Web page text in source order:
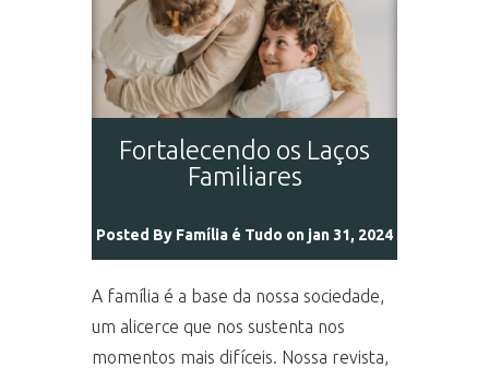
Fortalecendo os Laços
Familiares
Posted By Família é Tudo on jan 31, 2024
A família é a base da nossa sociedade,
um alicerce que nos sustenta nos
momentos mais difíceis. Nossa revista,